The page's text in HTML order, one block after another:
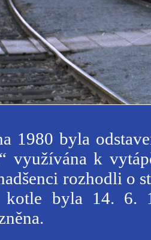
1980 byla
využívána k
rozhodli o
kotle byla 14. 6.